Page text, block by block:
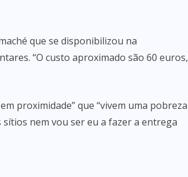
que se disponibilizou na
“O custo aproximado são 60 euros,
proximidade” que “vivem uma pobreza
nem vou ser eu a fazer a entrega